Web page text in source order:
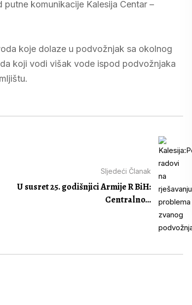
komunikacije Kalesija Centar –
koje dolaze u podvožnjak sa okolnog
koji vodi višak vode ispod podvožnjaka
poljoprivrednom zemljištu.
Sljedeći Članak
U susret 25. godišnjici Armije R BiH:
Centralno...